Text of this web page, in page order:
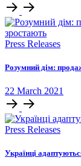
Press Releases
Розумний дім:
22 March 2021
Press Releases
Українці